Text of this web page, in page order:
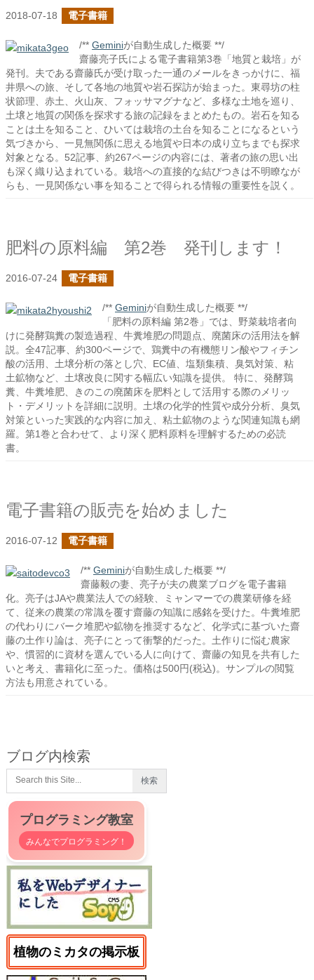
2018-07-18 電子書籍
/** Geminiが自動生成した概要 **/
齋藤亮子氏による電子書籍第3巻「地質と栽培」が
発刊。夫である齋藤氏が受け取った一通のメールをきっかけに、福
井県への旅、そして各地の地質や岩石探訪が始まった。東尋坊の柱
状節理、赤土、火山灰、フォッサマグナなど、多様な土地を巡り、
土壌と地質の関係を探求する旅の記録をまとめたもの。岩石を知る
ことは土を知ること、ひいては栽培の土台を知ることになるという
気づきから、一見無関係に思える地質や日本の成り立ちまでも探求
対象となる。52記事、約267ページの内容には、著者の旅の思い出
も深く織り込まれている。栽培への直接的な結びつきは不明瞭なが
らも、一見関係ない事を知ることで得られる情報の重要性を説く。
肥料の原料編 第2巻 発刊します！
2016-07-24 電子書籍
/** Geminiが自動生成した概要 **/
「肥料の原料編 第2巻」では、野菜栽培者向
けに発酵鶏糞の製造過程、牛糞堆肥の問題点、廃菌床の活用法を解
説。全47記事、約300ページで、鶏糞中の有機態リン酸やフィチン
酸の活用、土壌分析の落とし穴、EC値、塩類集積、臭気対策、粘
土鉱物など、土壌改良に関する幅広い知識を提供。 特に、発酵鶏
糞、牛糞堆肥、きのこの廃菌床を肥料として活用する際のメリッ
ト・デメリットを詳細に説明。土壌の化学的性質や成分分析、臭気
対策といった実践的な内容に加え、粘土鉱物のような関連知識も網
羅。第1巻と合わせて、より深く肥料原料を理解するための必読
書。
電子書籍の販売を始めました
2016-07-12 電子書籍
/** Geminiが自動生成した概要 **/
齋藤毅の妻、亮子が夫の農業ブログを電子書籍
化。亮子はJAや農業法人での経験、ミャンマーでの農業研修を経
て、従来の農業の常識を覆す齋藤の知識に感銘を受けた。牛糞堆肥
の代わりにバーク堆肥や鉱物を推奨するなど、化学式に基づいた齋
藤の土作り論は、亮子にとって衝撃的だった。土作りに悩む農家
や、慣習的に資材を選んでいる人に向けて、齋藤の知見を共有した
いと考え、書籍化に至った。価格は500円(税込)。サンプルの閲覧
方法も用意されている。
ブログ内検索
プログラミング教室
みんなでプログラミング！
植物のミカタの掲示板